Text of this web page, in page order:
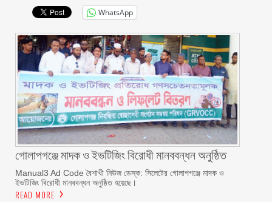
WhatsApp
গোলাপগঞ্জে মাদক ও ইভটিজিং বিরোধী মানববন্ধন অনুষ্ঠিত
Manual3 Ad Code বৈশাখী নিউজ ডেস্ক: সিলেটের গোলাপগঞ্জে মাদক ও
ইভটিজিং বিরোধী মানববন্ধন অনুষ্ঠিত হয়েছে।
READ MORE